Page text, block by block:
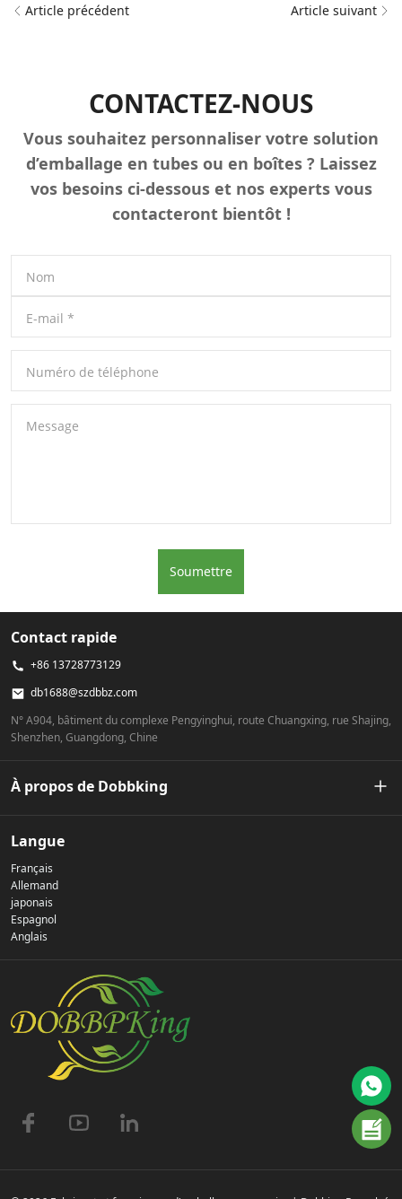
Article précédent Article suivant
CONTACTEZ-NOUS
Vous souhaitez personnaliser votre solution
d’emballage en tubes ou en boîtes ? Laissez
vos besoins ci-dessous et nos experts vous
contacteront bientôt !
Nom
E-mail *
Numéro de téléphone
Message
Soumettre
Contact rapide
+86 13728773129
db1688@szdbbz.com
N° A904, bâtiment du complexe Pengyinghui, route Chuangxing, rue Shajing,
Shenzhen, Guangdong, Chine
À propos de Dobbking
Notre histoire
Politique de confidentialité
Nous contacter
Langue
Français
Allemand
japonais
Espagnol
Anglais